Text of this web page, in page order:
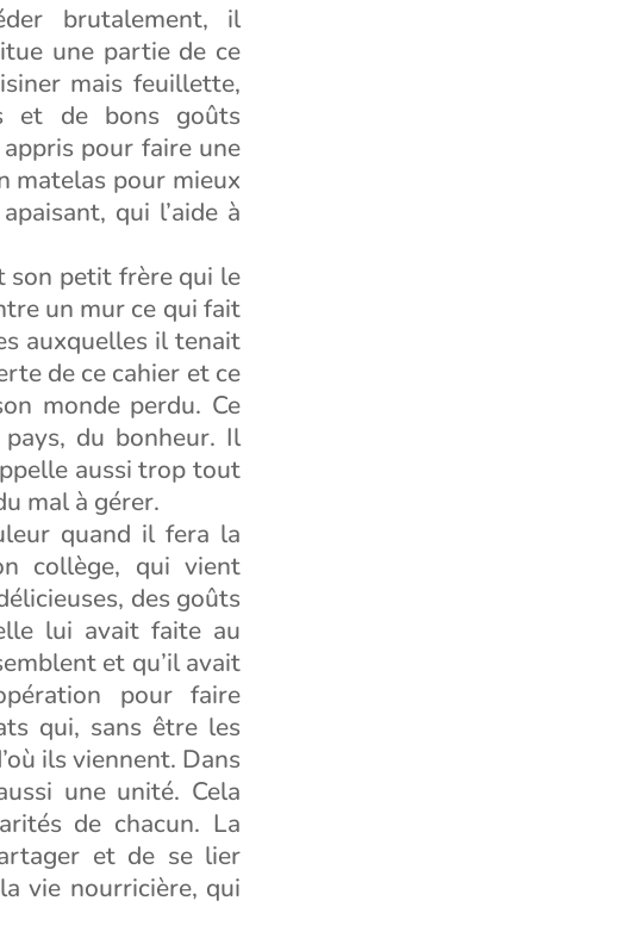
brutalement, il
une partie de ce
mais feuillette,
et de bons goûts
pour faire une
matelas pour mieux
qui l’aide à
son petit frère qui le
un mur ce qui fait
auxquelles il tenait
de ce cahier et ce
monde perdu. Ce
du bonheur. Il
aussi trop tout
mal à gérer.
quand il fera la
collège, qui vient
des goûts
lui avait faite au
et qu’il avait
pour faire
qui, sans être les
ils viennent. Dans
une unité. Cela
de chacun. La
et de se lier
vie nourricière, qui